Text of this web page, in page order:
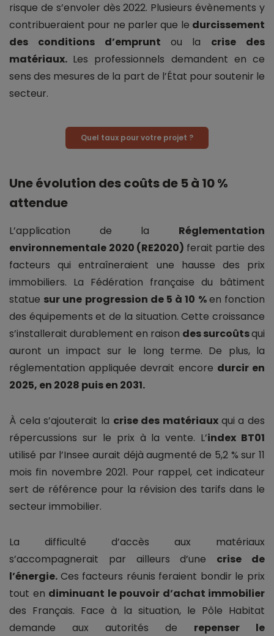
risque de s’envoler dès 2022. Plusieurs évènements y
contribueraient pour ne parler que le durcissement
des conditions d’emprunt ou la crise des
matériaux. Les professionnels demandent en ce
sens des mesures de la part de l’État pour soutenir le
secteur.
Quel taux pour votre projet ?
Une évolution des coûts de 5 à 10 %
attendue
L’application de la Réglementation
environnementale 2020 (RE2020) ferait partie des
facteurs qui entraîneraient une hausse des prix
immobiliers. La Fédération française du bâtiment
statue sur une progression de 5 à 10 %en fonction
des équipements et de la situation. Cette croissance
s’installerait durablement en raison des surcoûtsqui
auront un impact sur le long terme. De plus, la
réglementation appliquée devrait encore durcir en
2025, en 2028 puis en 2031.
À cela s’ajouterait la crise des matériaux qui a des
répercussions sur le prix à la vente. L’index BT01
utilisé par l’Insee aurait déjà augmenté de 5,2 % sur 11
mois fin novembre 2021. Pour rappel, cet indicateur
sert de référence pour la révision des tarifs dans le
secteur immobilier.
La difficulté d’accès aux matériaux
s’accompagnerait par ailleurs d’une crise de
l’énergie. Ces facteurs réunis feraient bondir le prix
tout en diminuant le pouvoir d’achat immobilier
des Français. Face à la situation, le Pôle Habitat
demande aux autorités de repenser le